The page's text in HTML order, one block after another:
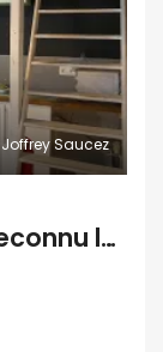
Joffrey Saucez
Studio indépendant cozy reconnu logement officiel de la Ville de Tournai, ‘Chez Martine’